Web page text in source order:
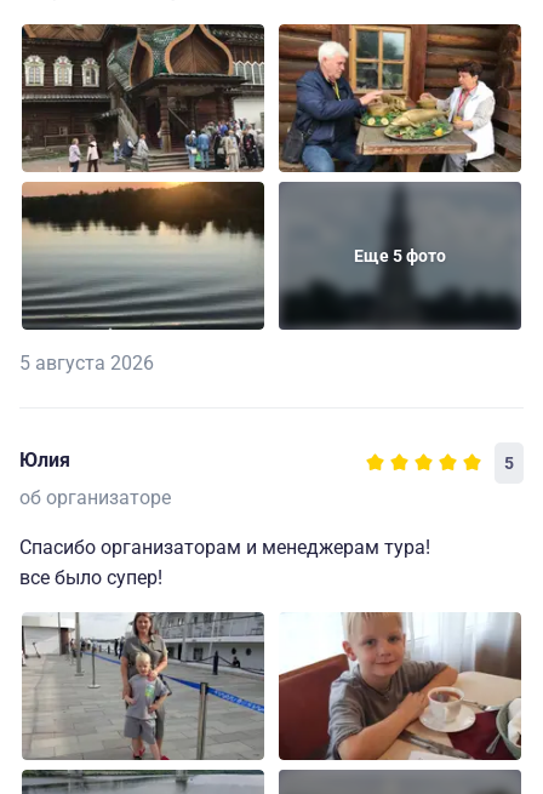
Еще 5 фото
5 августа 2026
Юлия 5
об организаторе
Спасибо организаторам и менеджерам тура!
все было супер!